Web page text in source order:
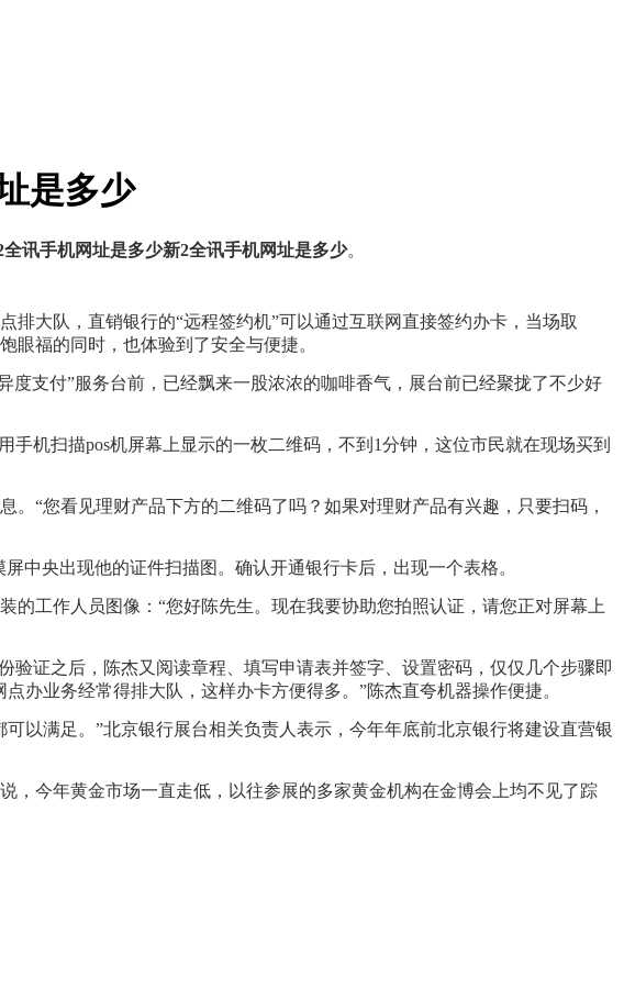
是多少
全讯手机网址是多少新2全讯手机网址是多少。
大队，直销银行的“远程签约机”可以通过互联网直接签约办卡，当场取
福的同时，也体验到了安全与便捷。
支付”服务台前，已经飘来一股浓浓的咖啡香气，展台前已经聚拢了不少好
机扫描pos机屏幕上显示的一枚二维码，不到1分钟，这位市民就在现场买到
“您看见理财产品下方的二维码了吗？如果对理财产品有兴趣，只要扫码，
央出现他的证件扫描图。确认开通银行卡后，出现一个表格。
工作人员图像：“您好陈先生。现在我要协助您拍照认证，请您正对屏幕上
证之后，陈杰又阅读章程、填写申请表并签字、设置密码，仅仅几个步骤即
办业务经常得排大队，这样办卡方便得多。”陈杰直夸机器操作便捷。
满足。”北京银行展台相关负责人表示，今年年底前北京银行将建设直营银
今年黄金市场一直走低，以往参展的多家黄金机构在金博会上均不见了踪